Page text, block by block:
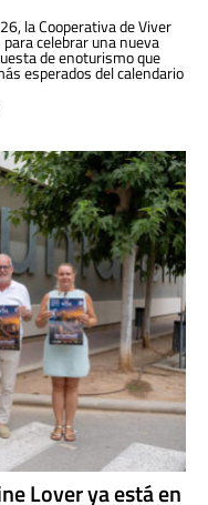
la Cooperativa de Viver
celebrar una nueva
de enoturismo que
esperados del calendario
Lover ya está en